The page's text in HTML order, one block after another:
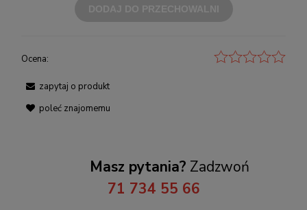
Ocena:
zapytaj o produkt
poleć znajomemu
Masz pytania? Zadzwoń
71 734 55 66